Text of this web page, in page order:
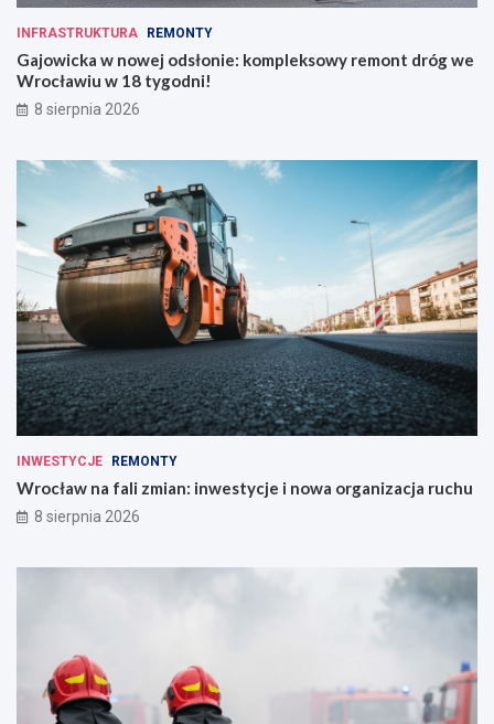
INFRASTRUKTURA REMONTY
Gajowicka w nowej odsłonie: kompleksowy remont dróg we
Wrocławiu w 18 tygodni!
8 sierpnia 2026
INWESTYCJE REMONTY
Wrocław na fali zmian: inwestycje i nowa organizacja ruchu
8 sierpnia 2026